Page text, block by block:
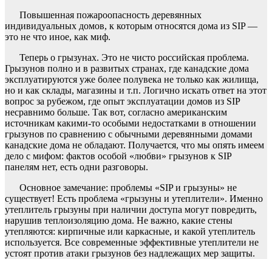
Повышенная пожароопасность деревянных
индивидуальных домов, к которым относятся дома из SIP —
это не что иное, как миф.
Теперь о грызунах. Это не чисто российская проблема.
Грызунов полно и в развитых странах, где канадские дома
эксплуатируются уже более полувека не только как жилища,
но и как склады, магазины и т.п. Логично искать ответ на этот
вопрос за рубежом, где опыт эксплуатации домов из SIP
несравнимо больше. Так вот, согласно американским
источникам какими-то особыми недостатками в отношении
грызунов по сравнению с обычными деревянными домами
канадские дома не обладают. Получается, что мы опять имеем
дело с мифом: фактов особой «любви» грызунов к SIP
панелям нет, есть одни разговоры.
Основное замечание: проблемы «SIP и грызуны» не
существует! Есть проблема «грызуны и утеплители». Именно
утеплитель грызуны при наличии доступа могут повредить,
нарушив теплоизоляцию дома. Не важно, какие стены
утепляются: кирпичные или каркасные, и какой утеплитель
используется. Все современные эффективные утеплители не
устоят против атаки грызунов без надлежащих мер защиты.